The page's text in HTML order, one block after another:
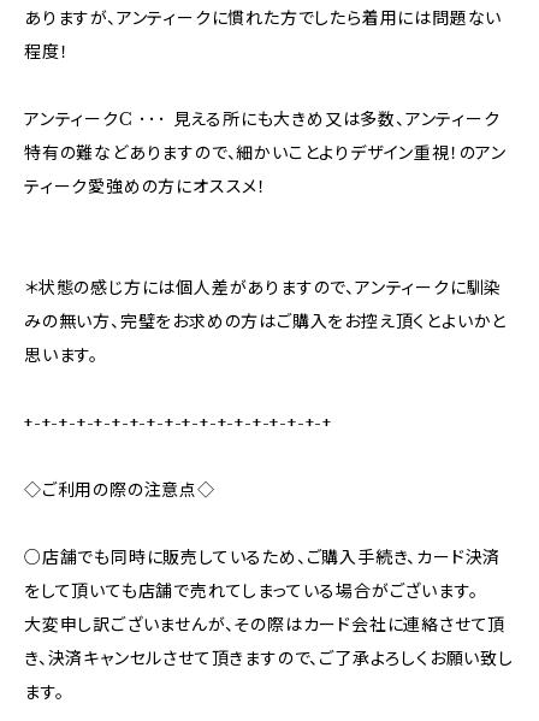
ありますが、アンティークに慣れた方でしたら着用には問題ない
程度！
アンティークC ･･･ 見える所にも大きめ又は多数、アンティーク
特有の難などありますので、細かいことよりデザイン重視！のアン
ティーク愛強めの方にオススメ！
＊状態の感じ方には個人差がありますので、アンティークに馴染
みの無い方、完璧をお求めの方はご購入をお控え頂くとよいかと
思います。
+-+-+-+-+-+-+-+-+-+-+-+-+-+-+-+-+-+
◇ご利用の際の注意点◇
○店舗でも同時に販売しているため、ご購入手続き、カード決済
をして頂いても店舗で売れてしまっている場合がございます。
大変申し訳ございませんが、その際はカード会社に連絡させて頂
き、決済キャンセルさせて頂きますので、ご了承よろしくお願い致し
ます。